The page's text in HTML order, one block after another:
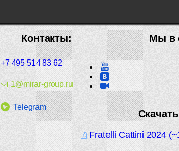
Мы в
Fratelli Cattini 2024
Контакты:
+7 495 514 83 62
1@mirar-group.ru
Telegram